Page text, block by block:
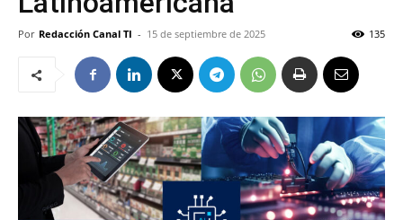
Por Redacción Canal TI - 15 de septiembre de 2025 135